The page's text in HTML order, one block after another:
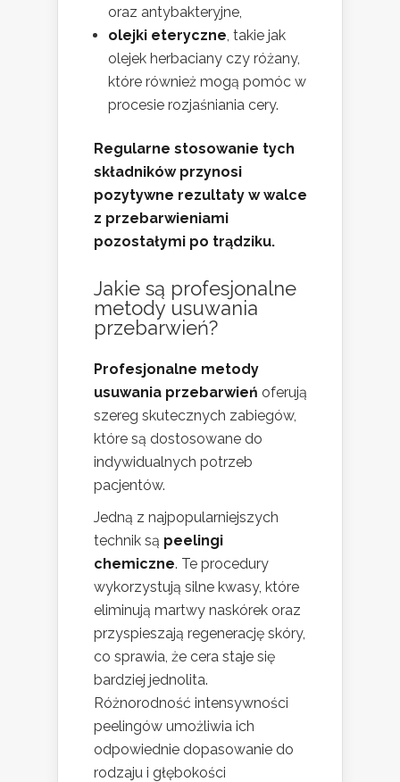
oraz antybakteryjne,
olejki eteryczne, takie jak
olejek herbaciany czy różany,
które również mogą pomóc w
procesie rozjaśniania cery.
Regularne stosowanie tych
składników przynosi
pozytywne rezultaty w walce
z przebarwieniami
pozostałymi po trądziku.
Jakie są profesjonalne
metody usuwania
przebarwień?
Profesjonalne metody
usuwania przebarwień oferują
szereg skutecznych zabiegów,
które są dostosowane do
indywidualnych potrzeb
pacjentów.
Jedną z najpopularniejszych
technik są peelingi
chemiczne. Te procedury
wykorzystują silne kwasy, które
eliminują martwy naskórek oraz
przyspieszają regenerację skóry,
co sprawia, że cera staje się
bardziej jednolita.
Różnorodność intensywności
peelingów umożliwia ich
odpowiednie dopasowanie do
rodzaju i głębokości